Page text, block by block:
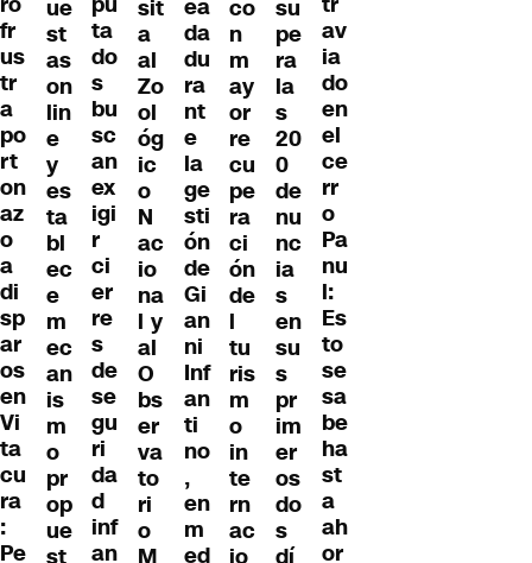
fr
us
tr
a
po
rt
on
az
o
a
di
sp
ar
os
en
Vi
ta
cu
ra
:
Pe
ue
st
as
on
lin
e
y
es
ta
bl
ec
e
m
ec
an
is
m
o
pr
op
ue
st
ta
do
s
bu
sc
an
ex
igi
r
ci
er
re
s
de
se
gu
ri
da
d
inf
an
sit
a
al
Zo
ol
óg
ic
o
N
ac
io
na
l y
al
O
bs
er
va
to
ri
o
M
ea
da
du
ra
nt
e
la
ge
sti
ón
de
Gi
an
ni
Inf
an
ti
no
,
en
m
ed
co
n
m
ay
or
re
cu
pe
ra
ci
ón
de
l
tu
ris
m
o
in
te
rn
ac
io
su
pe
ra
la
s
20
0
de
nu
nc
ia
s
en
su
s
pr
im
er
os
do
s
dí
av
ia
do
en
el
ce
rr
o
Pa
nu
l:
Es
to
se
sa
be
ha
st
a
ah
or